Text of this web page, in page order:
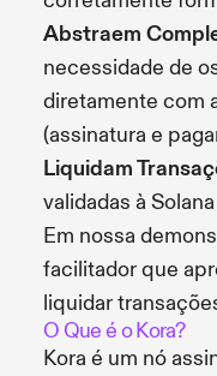
Abstraem
necessidade de
diretamente com
(assinatura e
Liquidam
validadas à
Em nossa
facilitador que
liquidar
O Que é o Kora?
Kora é um nó